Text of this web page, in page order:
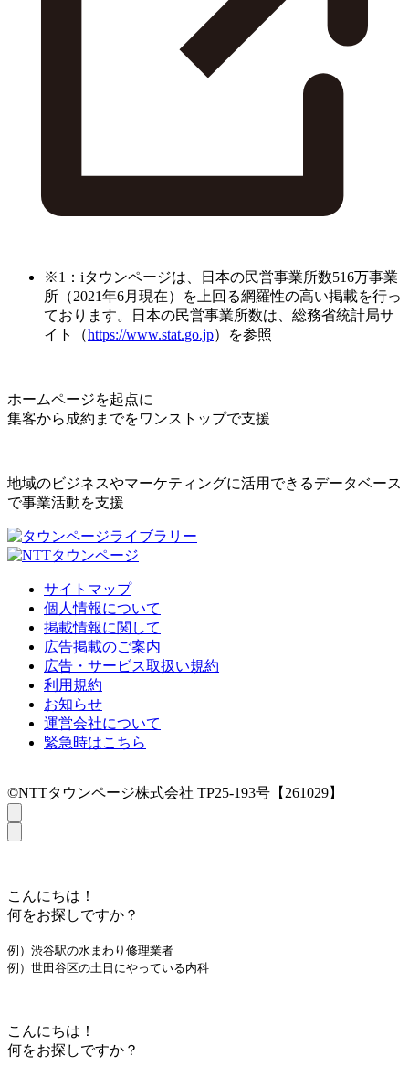
※1：iタウンページは、日本の民営事業所数516万事業
所（2021年6月現在）を上回る網羅性の高い掲載を行っ
ております。日本の民営事業所数は、総務省統計局サ
イト（https://www.stat.go.jp）を参照
ホームページを起点に
集客から成約までをワンストップで支援
地域のビジネスやマーケティングに活用できるデータベース
で事業活動を支援
サイトマップ
個人情報について
掲載情報に関して
広告掲載のご案内
広告・サービス取扱い規約
利用規約
お知らせ
運営会社について
緊急時はこちら
©NTTタウンページ株式会社 TP25-193号【261029】
こんにちは！
何をお探しですか？
例）渋谷駅の水まわり修理業者
例）世田谷区の土日にやっている内科
こんにちは！
何をお探しですか？